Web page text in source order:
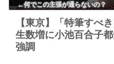
←何でこの主張が通らないの？
【東京】「特筆すべ
生数増に小池百合子
強調